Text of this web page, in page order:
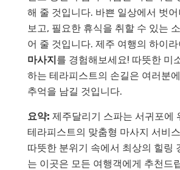
해 줄 것입니다. 바쁜 일상에서 벗
보고, 필요한 휴식을 취할 수 있는
어 줄 것입니다. 제주 여행의 하이
마사지를 경험해보세요! 따뜻한 미
하는 테라피스트의 손길은 여러분
추억을 남길 것입니다.
요약: 제주달리기 스파는 서귀포에
테라피스트의 맞춤형 마사지 서비
따뜻한 분위기 속에서 최상의 힐링
는 이곳은 모든 여행객에게 추천드